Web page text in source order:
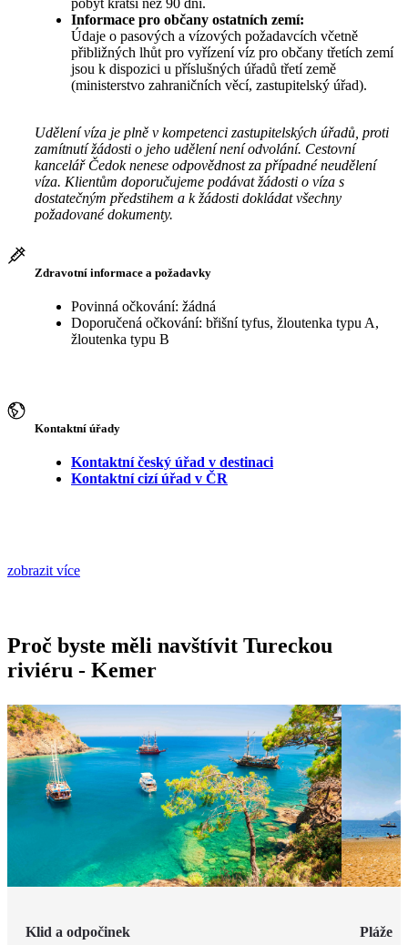
pobyt kratší než 90 dní.
Informace pro občany ostatních zemí:
Údaje o pasových a vízových požadavcích včetně
přibližných lhůt pro vyřízení víz pro občany třetích zemí
jsou k dispozici u příslušných úřadů třetí země
(ministerstvo zahraničních věcí, zastupitelský úřad).
Udělení víza je plně v kompetenci zastupitelských úřadů, proti
zamítnutí žádosti o jeho udělení není odvolání. Cestovní
kancelář Čedok nenese odpovědnost za případné neudělení
víza. Klientům doporučujeme podávat žádosti o víza s
dostatečným předstihem a k žádosti dokládat všechny
požadované dokumenty.
Zdravotní informace a požadavky
Povinná očkování: žádná
Doporučená očkování: břišní tyfus, žloutenka typu A,
žloutenka typu B
Kontaktní úřady
Kontaktní český úřad v destinaci
Kontaktní cizí úřad v ČR
zobrazit více
Proč byste měli navštívit Tureckou
riviéru - Kemer
Klid a odpočinek Pláže